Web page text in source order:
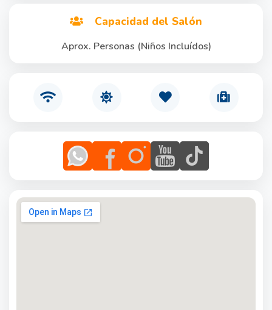
Capacidad del Salón
Aprox. Personas (Niños Incluídos)